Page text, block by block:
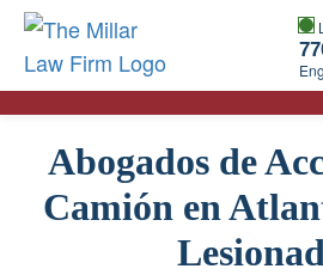
Abogados de
Camión en